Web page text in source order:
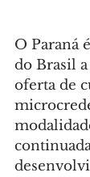
O Paraná
do Brasil
oferta de